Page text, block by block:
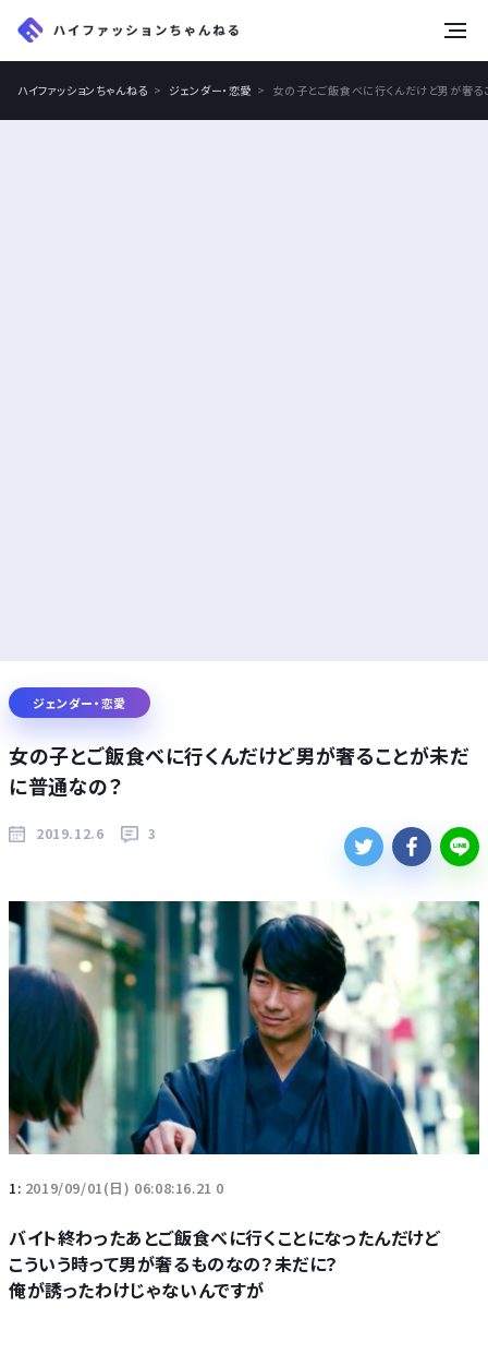
ハイファッションちゃんねる ジェンダー・恋愛 女の子とご飯食べに行くんだけど男が奢
ジェンダー・恋愛
女の子とご飯食べに行くんだけど男が奢ることが未だ
に普通なの？
2019.12.6 3
1: 2019/09/01(日) 06:08:16.21 0
バイト終わったあとご飯食べに行くことになったんだけど
こういう時って男が奢るものなの？未だに？
俺が誘ったわけじゃないんですが